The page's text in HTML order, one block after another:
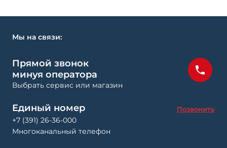
Мы на связи:
Прямой звонок
минуя оператора
Выбрать сервис или магазин
Единый номер Позвонить
+7 (391) 26-36-000
Многоканальный телефон